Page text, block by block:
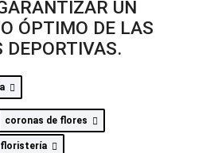
UN
ÓPTIMO DE LAS
DEPORTIVAS.
coronas de flores
floristería